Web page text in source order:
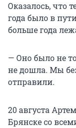
Оказалось, что
года было в
больше года
— Оно было не
не дошла. Мы
отправили.
20 августа
Брянске со